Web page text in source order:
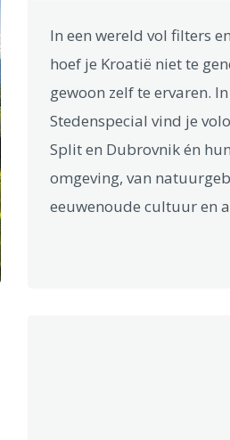
In een wereld vol filters
hoef je Kroatië niet te
gewoon zelf te ervaren.
Stedenspecial vind je
Split en Dubrovnik én
omgeving, van
eeuwenoude cultuur en